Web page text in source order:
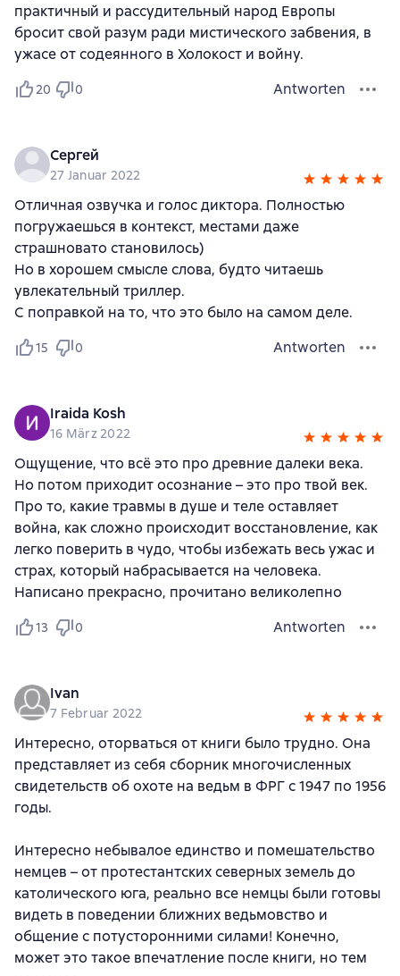
практичный и рассудительный народ Европы
бросит свой разум ради мистического забвения, в
ужасе от содеянного в Холокост и войну.
20 0 Antworten
Сергей
27 Januar 2022
Отличная озвучка и голос диктора. Полностью
погружаешься в контекст, местами даже
страшновато становилось)
Но в хорошем смысле слова, будто читаешь
увлекательный триллер.
С поправкой на то, что это было на самом деле.
15 0 Antworten
Iraida Kosh
16 März 2022
Ощущение, что всё это про древние далеки века.
Но потом приходит осознание – это про твой век.
Про то, какие травмы в душе и теле оставляет
война, как сложно происходит восстановление, как
легко поверить в чудо, чтобы избежать весь ужас и
страх, который набрасывается на человека.
Написано прекрасно, прочитано великолепно
13 0 Antworten
Ivan
7 Februar 2022
Интересно, оторваться от книги было трудно. Она
представляет из себя сборник многочисленных
свидетельств об охоте на ведьм в ФРГ с 1947 по 1956
годы.
Интересно небывалое единство и помешательство
немцев – от протестантских северных земель до
католического юга, реально все немцы были готовы
видеть в поведении ближних ведьмовство и
общение с потусторонними силами! Конечно,
может это такое впечатление после книги, но тем